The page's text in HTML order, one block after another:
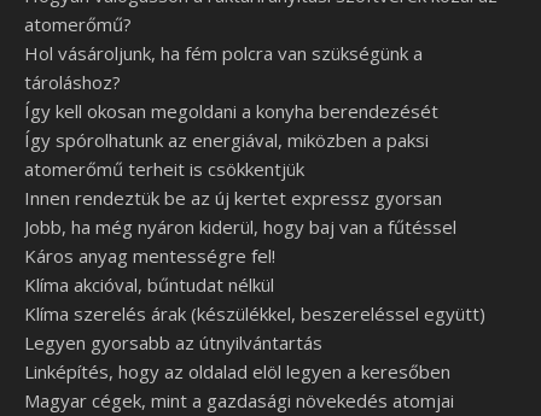
atomerőmű?
Hol vásároljunk, ha fém polcra van szükségünk a
tároláshoz?
Így kell okosan megoldani a konyha berendezését
Így spórolhatunk az energiával, miközben a paksi
atomerőmű terheit is csökkentjük
Innen rendeztük be az új kertet expressz gyorsan
Jobb, ha még nyáron kiderül, hogy baj van a fűtéssel
Káros anyag mentességre fel!
Klíma akcióval, bűntudat nélkül
Klíma szerelés árak (készülékkel, beszereléssel együtt)
Legyen gyorsabb az útnyilvántartás
Linképítés, hogy az oldalad elöl legyen a keresőben
Magyar cégek, mint a gazdasági növekedés atomjai